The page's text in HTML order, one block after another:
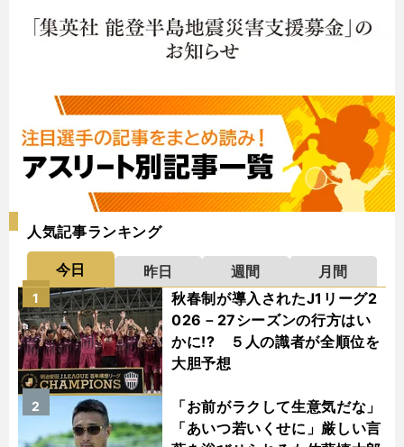
人気記事ランキング
今日 昨日 週間
月間
秋春制が導入されたJ1リーグ2
026－27シーズンの行方はい
かに!? ５人の識者が全順位を
大胆予想
1
「お前がラクして生意気だな」
「あいつ若いくせに」厳しい言
2